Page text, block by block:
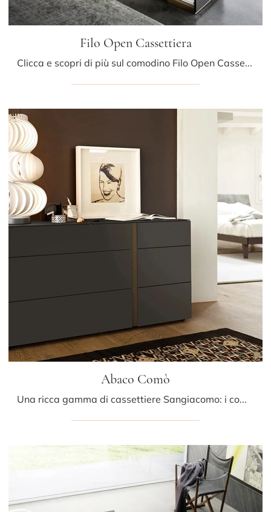
Filo Open Cassettiera
Clicca e scopri di più sul comodino Filo Open Cassettiera: Comodini e mobili con cassetti di Sangiacomo sono ideali per spazi moderni.
Abaco Comò
Una ricca gamma di cassettiere Sangiacomo: i comodini moderni in laccato opaco, come Abaco Comò, sono tra le proposte più esclusive.